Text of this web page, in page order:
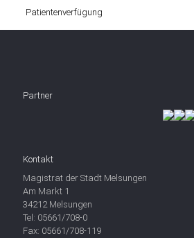
Patientenverfügung
Partner
Kontakt
Magistrat der Stadt Melsungen
Am Markt 1
34212 Melsungen
Tel: 05661/708-0
Fax: 05661/708-119